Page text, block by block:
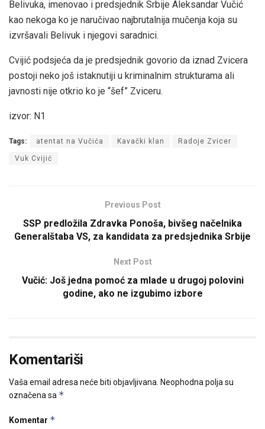
Belivuka, imenovao i predsjednik Srbije Aleksandar Vučić
kao nekoga ko je naručivao najbrutalnija mučenja koja su
izvršavali Belivuk i njegovi saradnici.
Cvijić podsjeća da je predsjednik govorio da iznad Zvicera
postoji neko još istaknutiji u kriminalnim strukturama ali
javnosti nije otkrio ko je “šef” Zviceru.
izvor: N1
Tags: atentat na Vučića Kavački klan Radoje Zvicer
Vuk Cvijić
Previous Post
SSP predložila Zdravka Ponoša, bivšeg načelnika
Generalštaba VS, za kandidata za predsjednika Srbije
Next Post
Vučić: Još jedna pomoć za mlade u drugoj polovini
godine, ako ne izgubimo izbore
Komentariši
Vaša email adresa neće biti objavljivana. Neophodna polja su
označena sa *
Komentar *